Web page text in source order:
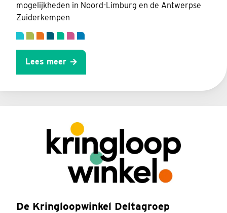
mogelijkheden in Noord-Limburg en de Antwerpse
Zuiderkempen
Lees meer
De Kringloopwinkel Deltagroep